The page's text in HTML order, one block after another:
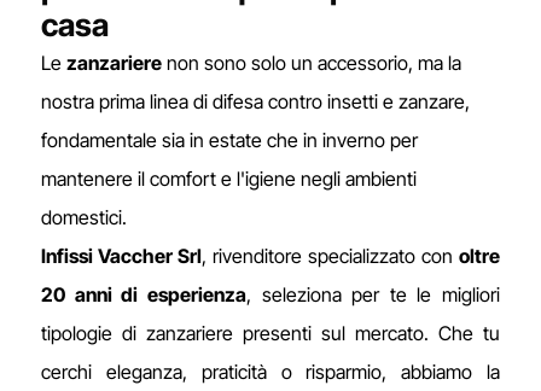
casa
Le zanzarierenon sono solo un accessorio, ma la
nostra prima linea di difesa contro insetti e zanzare,
fondamentale sia in estate che in inverno per
mantenere il comfort e l'igiene negli ambienti
domestici.
Infissi Vaccher Srl, rivenditore specializzato conoltre
20 anni di esperienza, seleziona per te le migliori
tipologie di zanzariere presenti sul mercato. Che tu
cerchi eleganza, praticità o risparmio, abbiamo la